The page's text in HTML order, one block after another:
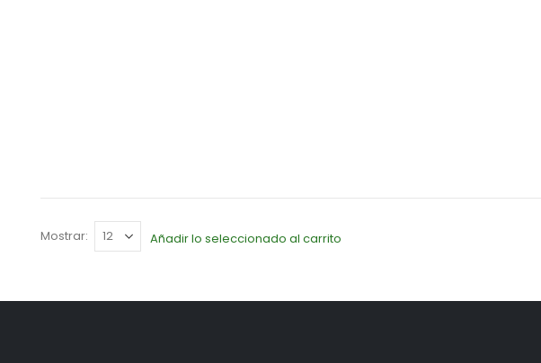
Mostrar Añadir lo seleccionado al carrito